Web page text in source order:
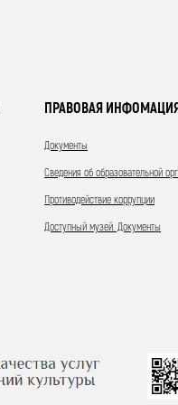
ПРАВОВАЯ
Документы
Сведения об образовательной
Противодействие коррупции
Доступный музей. Документы